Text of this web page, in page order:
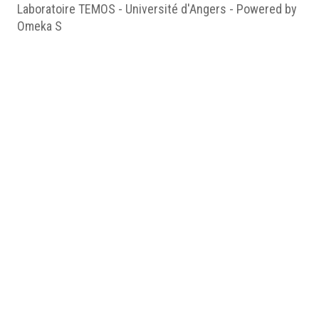
Laboratoire TEMOS - Université d'Angers - Powered by
Omeka S